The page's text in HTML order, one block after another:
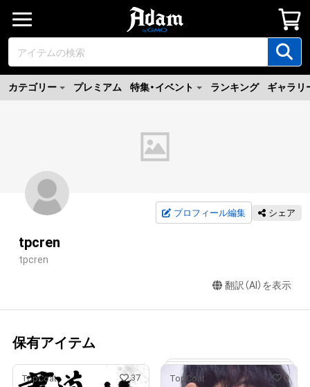
カテゴリー プレミアム 特集・イベント ランキング ギャラリ
プロフィール編集 シェア
tpcren
tpcren
翻訳（AI）を表示
保有アイテム
TopCoat 37 TopCoat 0